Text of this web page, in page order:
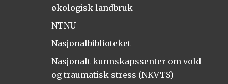
økologisk landbruk
NTNU
Nasjonalbiblioteket
Nasjonalt kunnskapssenter om vold
og traumatisk stress (NKVTS)